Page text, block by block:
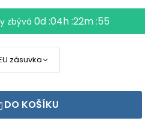
zbývá 0d :04h :22m :55
DO KOŠÍKU